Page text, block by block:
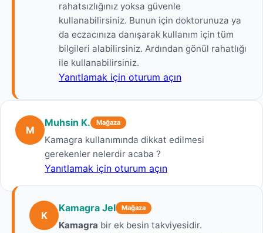
rahatsızlığınız yoksa güvenle
kullanabilirsiniz. Bunun için doktorunuza ya
da eczacınıza danışarak kullanım için tüm
bilgileri alabilirsiniz. Ardından gönül rahatlığı
ile kullanabilirsiniz.
Yanıtlamak için oturum açın
M
Muhsin K. Mağaza
Kamagra kullanımında dikkat edilmesi
gerekenler nelerdir acaba ?
Yanıtlamak için oturum açın
K
Kamagra Jel Mağaza
Kamagra bir ek besin takviyesidir.